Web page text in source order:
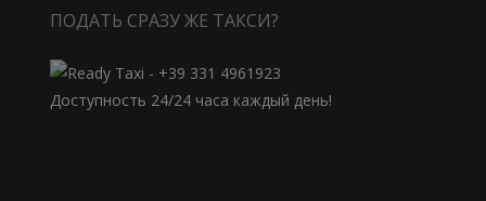
ПОДАТЬ СРАЗУ ЖЕ ТАКСИ?
Доступность 24/24 часа каждый день!